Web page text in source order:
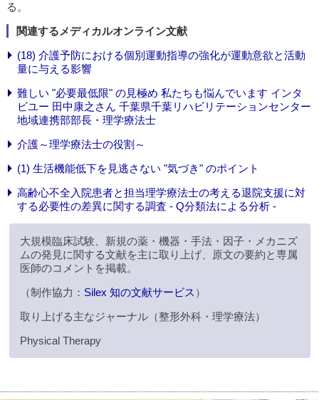
る。
関連するメディカルオンライン文献
(18) 介護予防における個別運動指導の強化が運動意欲と活動
量に与える影響
難しい "必要最低限" の見極め 私たちも悩んでいます インタ
ビユー 田中康之さん 千葉県千葉リハビリテーションセンター
地域連携部部長・理学療法士
介護～理学療法士の役割～
(1) 生活機能低下を見逃さない "気づき" のポイント
高齢心不全入院患者と担当理学療法士の考える退院支援に対
する必要性の差異に関する調査 - Q分類法による分析 -
大規模臨床試験、新規の薬・機器・手法・因子・メカニズ
ムの発見に関する文献を主に取り上げ、原文の要約と専属
医師のコメントを掲載。
（制作協力： Silex 知の文献サービス ）
取り上げる主なジャーナル（整形外科・理学療法）
Physical Therapy